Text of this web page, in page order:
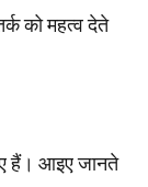
को महत्व देते
हैं। आइए जानते